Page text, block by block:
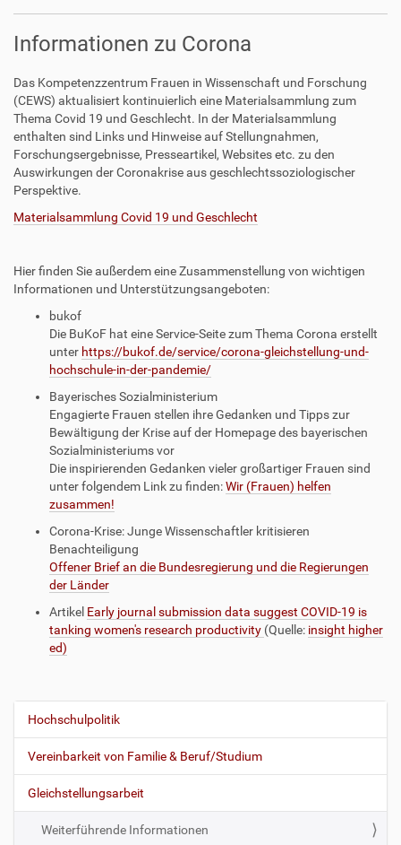
Informationen zu Corona
Das Kompetenzzentrum Frauen in Wissenschaft und Forschung
(CEWS) aktualisiert kontinuierlich eine Materialsammlung zum
Thema Covid 19 und Geschlecht. In der Materialsammlung
enthalten sind Links und Hinweise auf Stellungnahmen,
Forschungsergebnisse, Presseartikel, Websites etc. zu den
Auswirkungen der Coronakrise aus geschlechtssoziologischer
Perspektive.
Materialsammlung Covid 19 und Geschlecht
Hier finden Sie außerdem eine Zusammenstellung von wichtigen
Informationen und Unterstützungsangeboten:
bukof
Die BuKoF hat eine Service-Seite zum Thema Corona erstellt
unter https://bukof.de/service/corona-gleichstellung-und-
hochschule-in-der-pandemie/
Bayerisches Sozialministerium
Engagierte Frauen stellen ihre Gedanken und Tipps zur
Bewältigung der Krise auf der Homepage des bayerischen
Sozialministeriums vor
Die inspirierenden Gedanken vieler großartiger Frauen sind
unter folgendem Link zu finden:Wir (Frauen) helfen
zusammen!
Corona-Krise: Junge Wissenschaftler kritisieren
Benachteiligung
Offener Brief an die Bundesregierung und die Regierungen
der Länder
Artikel Early journal submission data suggest COVID-19 is
tanking women's research productivity (Quelle: insight higher
ed)
N
i
g
Hochschulpolitik
Vereinbarkeit von Familie & Beruf/Studium
Gleichstellungsarbeit
Weiterführende Informationen